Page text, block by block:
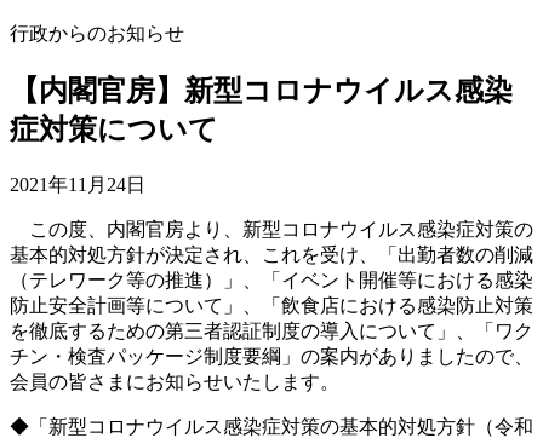
行政からのお知らせ
【内閣官房】新型コロナウイルス感染
症対策について
2021年11月24日
この度、内閣官房より、新型コロナウイルス感染症対策の
基本的対処方針が決定され、これを受け、「出勤者数の削減
（テレワーク等の推進）」、「イベント開催等における感染
防止安全計画等について」、「飲食店における感染防止対策
を徹底するための第三者認証制度の導入について」、「ワク
チン・検査パッケージ制度要綱」の案内がありましたので、
会員の皆さまにお知らせいたします。
◆「新型コロナウイルス感染症対策の基本的対処方針（令和